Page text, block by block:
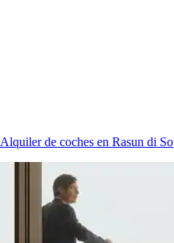
Alquiler de coches en Rasun di